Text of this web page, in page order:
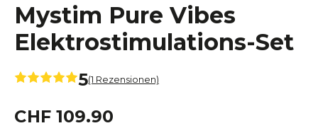
Mystim Pure Vibes
Elektrostimulations-Set
5(1 Rezensionen)
CHF 109.90